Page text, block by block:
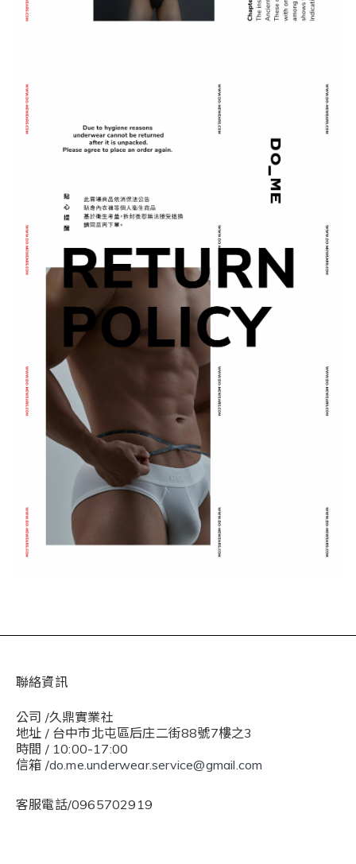
聯絡資訊
公司 /久鼎實業社
地址 / 台中市北屯區后庄二街88號7樓之3
時間 / 10:00-17:00
信箱 /do.me.underwear.service@gmail.com
客服電話/0965702919